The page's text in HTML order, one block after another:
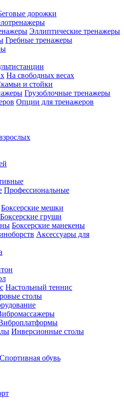
дорожки
Эллиптические тренажеры
Гребные тренажеры
На свободных весах
и стойки
Грузоблочные тренажеры
Опции для тренажеров
Профессиональные
Боксерские мешки
Боксерские груши
Боксерские манекены
Аксессуары для
Настольный теннис
столы
Инверсионные столы
Спортивная обувь